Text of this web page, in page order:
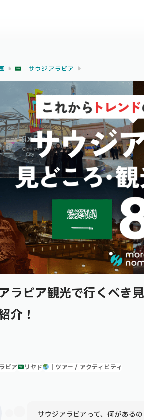
｜サウジアラビア
ラビア観光で行くべき
介！
ビア
リヤド ｜ツアー / アクティビティ
サウジアラビアって、何があるの